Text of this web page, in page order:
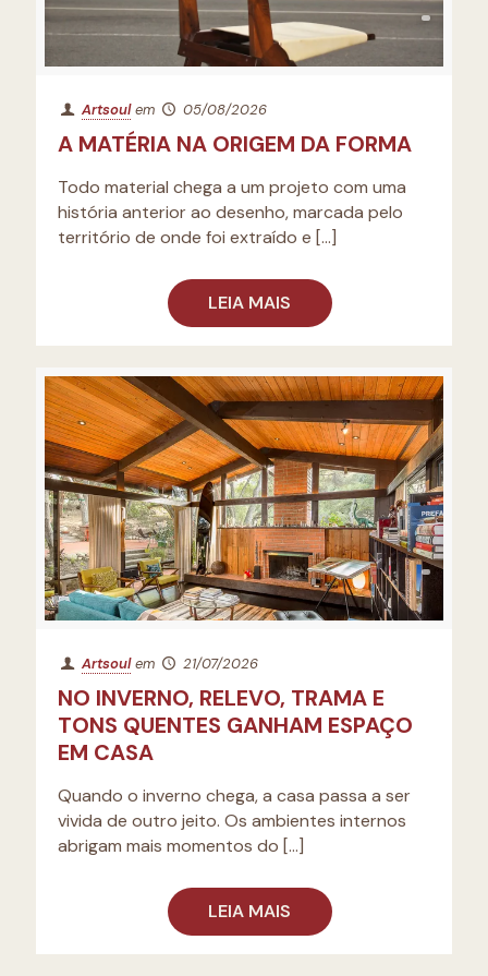
Artsoul em 05/08/2026
A MATÉRIA NA ORIGEM DA FORMA
Todo material chega a um projeto com uma
história anterior ao desenho, marcada pelo
território de onde foi extraído e […]
LEIA MAIS
Artsoul em 21/07/2026
NO INVERNO, RELEVO, TRAMA E
TONS QUENTES GANHAM ESPAÇO
EM CASA
Quando o inverno chega, a casa passa a ser
vivida de outro jeito. Os ambientes internos
abrigam mais momentos do […]
LEIA MAIS